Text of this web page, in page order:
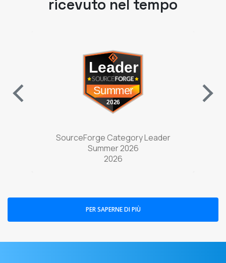
tab)
(opens in a new tab)
SourceForge Category Leader
2026